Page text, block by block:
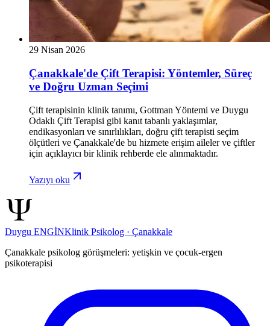
29 Nisan 2026
Çanakkale'de Çift Terapisi: Yöntemler, Süreç
ve Doğru Uzman Seçimi
Çift terapisinin klinik tanımı, Gottman Yöntemi ve Duygu
Odaklı Çift Terapisi gibi kanıt tabanlı yaklaşımlar,
endikasyonları ve sınırlılıkları, doğru çift terapisti seçim
ölçütleri ve Çanakkale'de bu hizmete erişim aileler ve çiftler
için açıklayıcı bir klinik rehberde ele alınmaktadır.
Yazıyı oku
Duygu ENGİNKlinik Psikolog · Çanakkale
Çanakkale psikolog görüşmeleri: yetişkin ve çocuk-ergen
psikoterapisi